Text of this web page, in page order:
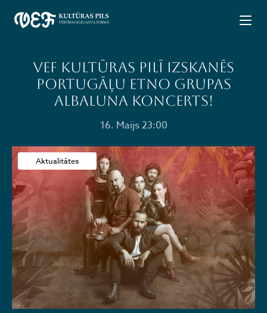
VEF Kultūras pilī izskanēs
portugāļu etno grupas
ALBALUNA koncerts!
16. Maijs 23:00
Aktualitātes